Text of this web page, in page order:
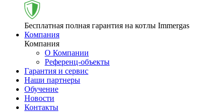
Бесплатная полная гарантия на котлы Immergas
Компания
Компания
О Компании
Референц-объекты
Гарантия и сервис
Наши партнеры
Обучение
Новости
Контакты